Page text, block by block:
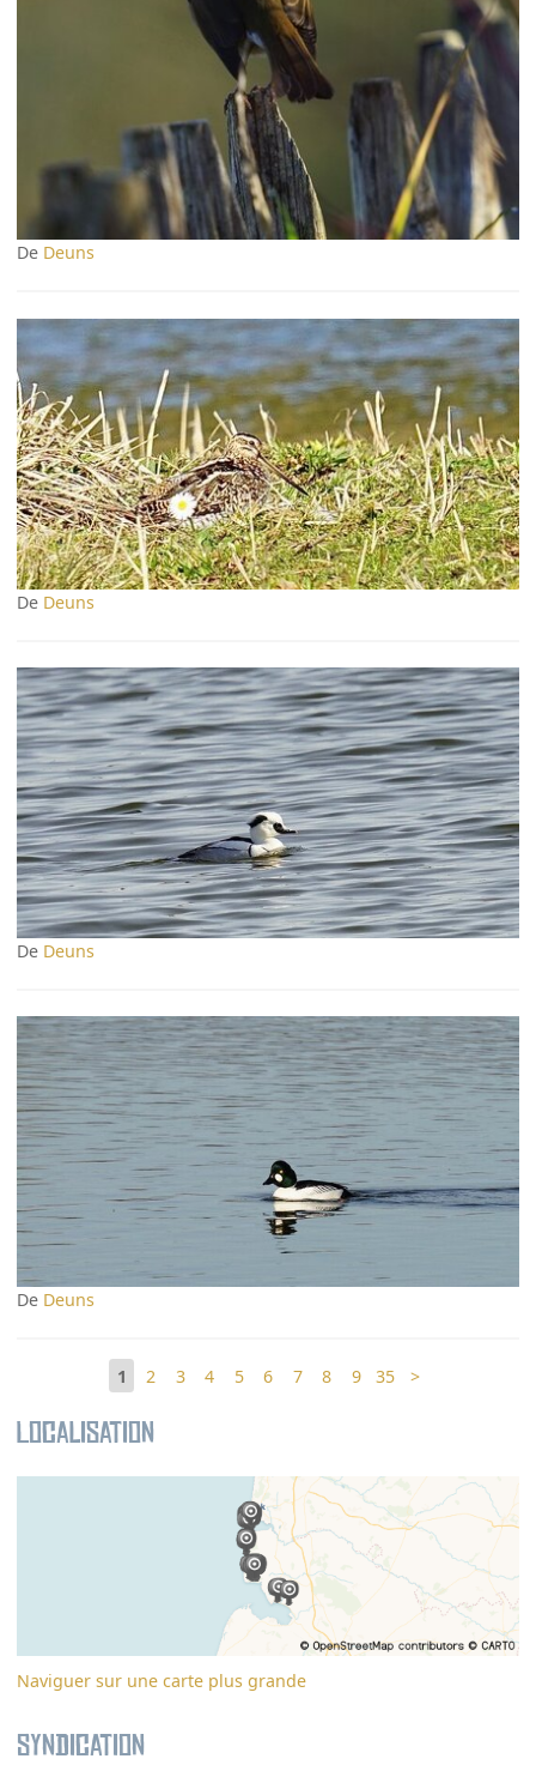
De Deuns
De Deuns
De Deuns
De Deuns
1 2 3 4 5 6 7 8 9 35 >
Localisation
Naviguer sur une carte plus grande
Syndication